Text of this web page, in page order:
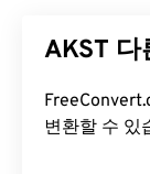
AKST 다
변환할 수 있